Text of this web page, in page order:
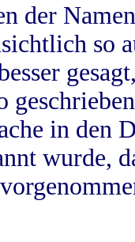
der
so
in
wurde,